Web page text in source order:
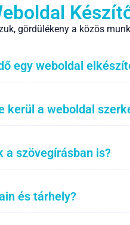
gördülékeny a közös
egy weboldal
kerül a weboldal
a szövegírásban is?
és tárhely?